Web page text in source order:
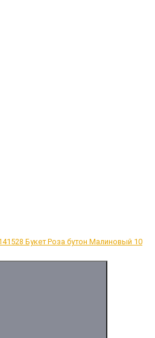
Букет Роза бутон Малиновый 10